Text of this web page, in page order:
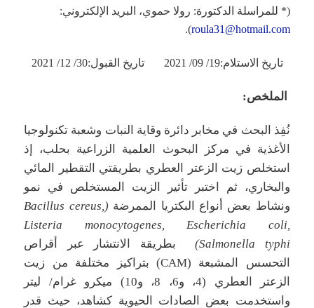
(* للمراسلة الدكتورة: رولا حموي، البريد الإلكتروني:
roula31@hotmail.com
).
تاريخ الاستلام:19/ 09/ 2021 تاريخ القبول:30/ 12/ 2021
الملخص:
نُفِذ البحث في مخابر دائرة وقاية النبات وشعبة تكنولوجيا
الأغذية في مركز البحوث العلمية الزراعية بحلب، إذ
استخلص زيت الزعتر العطري بطريقتي التقطير المائي
والبخاري، ثم اختبر تأثير الزيت المستخلص في نمو
ونشاط بعض أنواع البكتريا الممرضة
(Bacillus cereus,
Listeria monocytogenes, Escherichia coli,
Salmonella typhi) بطريقة الانتشار عبر أقراص
التحسس المشبعة (CAM) بتراكيز مختلفة من زيت
الزعتر العطري (4، و6، 8، و10) ميكرو غرام/ ليتر
واستخدمت بعض الصادات الحيوية كشاهد، حيث قدر